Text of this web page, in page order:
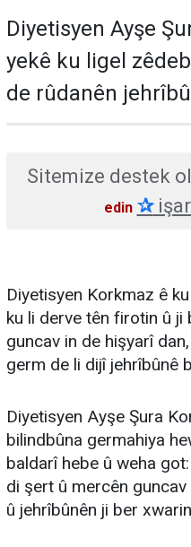
Diyetisyen Ayşe
yekê ku ligel
de rûdanên
Sitemize destek
edin ✰
Diyetisyen Korkmaz ê
ku li derve tên firotin û ji
guncav in de hişyarî
germ de li dijî jehrîbûnê
Diyetisyen Ayşe Şura
bilindbûna germahiya
baldarî hebe û weha
di şert û mercên
û jehrîbûnên ji ber